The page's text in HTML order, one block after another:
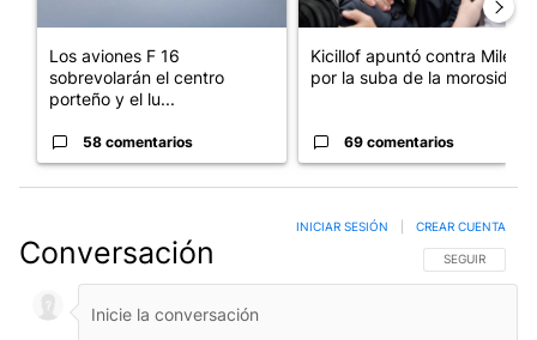
Los aviones F 16
sobrevolarán el centro
porteño y el lu...
58 comentarios
Kicillof apuntó contra Milei
por la suba de la morosida...
69 comentarios
Conversación SIGA ESTA
SEGUIR
INICIAR SESIÓN CREAR CUENTA